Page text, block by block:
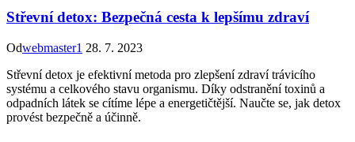
Střevní detox: Bezpečná cesta k lepšímu zdraví
Odwebmaster1 28. 7. 2023
Střevní detox je efektivní metoda pro zlepšení zdraví trávicího
systému a celkového stavu organismu. Díky odstranění toxinů a
odpadních látek se cítíme lépe a energetičtější. Naučte se, jak detox
provést bezpečně a účinně.